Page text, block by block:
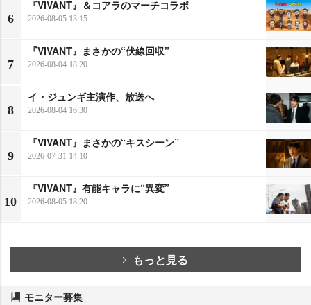
6
『VIVANT』＆コアラのマーチコラボ
2026-08-05 13:15
7
『VIVANT』まさかの“伏線回収”
2026-08-04 18:20
8
イ・ジュンギ主演作、放送へ
2026-08-04 16:30
9
『VIVANT』まさかの“キスシーン”
2026-07-31 14:10
10
『VIVANT』有能キャラに“異変”
2026-08-05 18:20
もっと見る
モニター募集